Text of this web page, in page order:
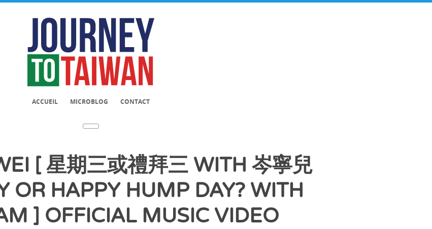
ACCUEIL MICROBLOG CONTACT
[ 星期三或禮拜三 WITH 岑寧兒
OR HAPPY HUMP DAY? WITH
] OFFICIAL MUSIC VIDEO